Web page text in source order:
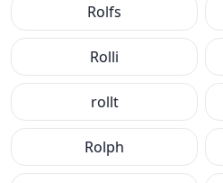
Rolfs
Rolli
rollt
Rolph